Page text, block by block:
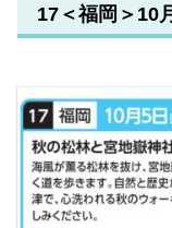
17＜福岡＞10